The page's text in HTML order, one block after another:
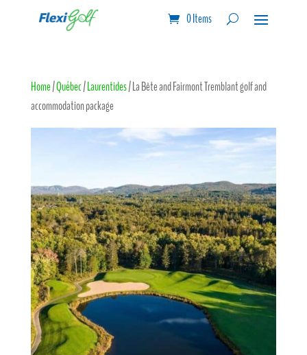
0 Items
Home/Québec/Laurentides/ La Bête and Fairmont Tremblant golf and
accommodation package